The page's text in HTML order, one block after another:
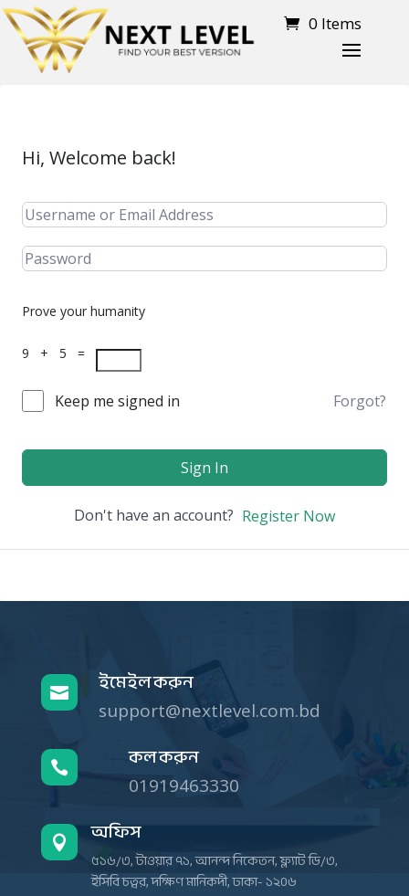
0 Items
Hi, Welcome back!
Prove your humanity
9 + 5 =
Keep me signed in Forgot?
Sign In
Don't have an account? Register Now
 ইমেইল করুন
support@nextlevel.com.bd
 কল করুন
01919463330
 অফিস
৫১৬/৩, টাওয়ার ৭১, আনন্দ নিকেতন, ফ্ল্যাট ডি/৩,
ইসিবি চত্বর, দক্ষিণ মানিকদী, ঢাকা- ১২০৬